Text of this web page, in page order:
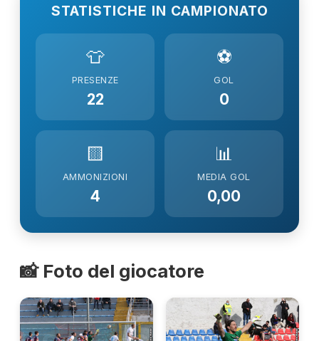
STATISTICHE IN CAMPIONATO
👕
PRESENZE
22
⚽
GOL
0
🟨
AMMONIZIONI
4
📊
MEDIA GOL
0,00
📸 Foto del giocatore